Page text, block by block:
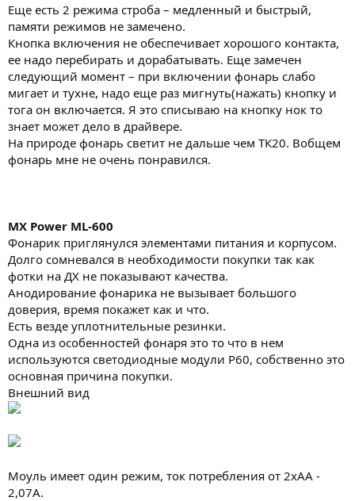
Еще есть 2 режима строба – медленный и быстрый,
памяти режимов не замечено.
Кнопка включения не обеспечивает хорошого контакта,
ее надо перебирать и дорабатывать. Еще замечен
следующий момент – при включении фонарь слабо
мигает и тухне, надо еще раз мигнуть(нажать) кнопку и
тога он включается. Я это списываю на кнопку нок то
знает может дело в драйвере.
На природе фонарь светит не дальше чем ТК20. Вобщем
фонарь мне не очень понравился.
MX Power ML-600
Фонарик приглянулся элементами питания и корпусом.
Долго сомневался в необходимости покупки так как
фотки на ДХ не показывают качества.
Анодирование фонарика не вызывает большого
доверия, время покажет как и что.
Есть везде уплотнительные резинки.
Одна из особенностей фонаря это то что в нем
используются светодиодные модули Р60, собственно это
основная причина покупки.
Внешний вид
Моуль имеет один режим, ток потребления от 2хАА -
2,07А.